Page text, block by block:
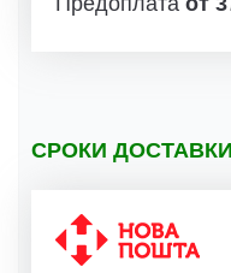
СРОКИ ДОСТАВКИ